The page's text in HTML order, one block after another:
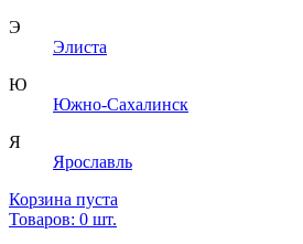
Э
Элиста
Ю
Южно-Сахалинск
Я
Ярославль
Корзина пуста
Товаров: 0 шт.